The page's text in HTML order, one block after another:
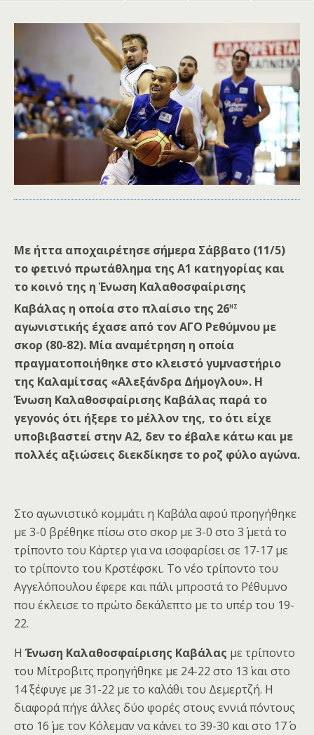
Με ήττα αποχαιρέτησε σήμερα Σάββατο (11/5)
το φετινό πρωτάθλημα της Α1 κατηγορίας και
το κοινό της η Ένωση Καλαθοσφαίρισης
Καβάλας η οποία στο πλαίσιο της 26ης
αγωνιστικής έχασε από τον ΑΓΟ Ρεθύμνου με
σκορ (80-82). Μία αναμέτρηση η οποία
πραγματοποιήθηκε στο κλειστό γυμναστήριο
της Καλαμίτσας «Αλεξάνδρα Δήμογλου». Η
Ένωση Καλαθοσφαίρισης Καβάλας παρά το
γεγονός ότι ήξερε το μέλλον της, το ότι είχε
υποβιβαστεί στην Α2, δεν το έβαλε κάτω και με
πολλές αξιώσεις διεκδίκησε το ροζ φύλο αγώνα.
Στο αγωνιστικό κομμάτι η Καβάλα αφού προηγήθηκε
με 3-0 βρέθηκε πίσω στο σκορ με 3-0 στο 3΄ μετά το
τρίποντο του Κάρτερ για να ισοφαρίσει σε 17-17 με
το τρίποντο του Κρστέφσκι. Το νέο τρίποντο του
Αγγελόπουλου έφερε και πάλι μπροστά το Ρέθυμνο
που έκλεισε το πρώτο δεκάλεπτο με το υπέρ του 19-
22.
ΗΈνωση Καλαθοσφαίρισης Καβάλας με τρίποντο
του Μίτροβιτς προηγήθηκε με 24-22 στο 13΄ και στο
14΄ ξέφυγε με 31-22 με το καλάθι του Δεμερτζή. Η
διαφορά πήγε άλλες δύο φορές στους εννιά πόντους
στο 16΄ με τον Κόλεμαν να κάνει το 39-30 και στο 17΄ ο